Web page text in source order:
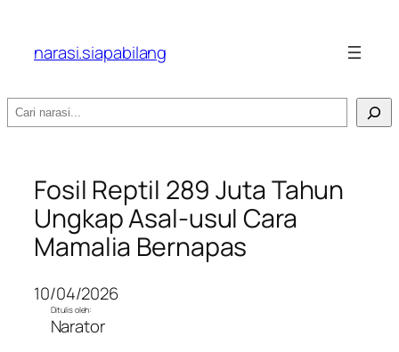
narasi.siapabilang
Search
Fosil Reptil 289 Juta Tahun
Ungkap Asal-usul Cara
Mamalia Bernapas
10/04/2026
Ditulis oleh:
Narator